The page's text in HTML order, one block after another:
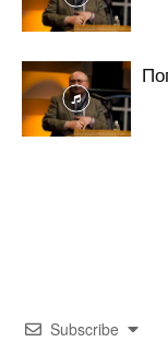
Subscribe